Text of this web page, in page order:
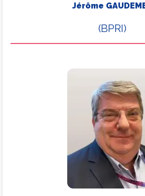
Jérôme
(BPRI)